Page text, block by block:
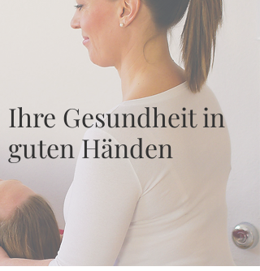
Ihre Gesundheit in
guten Händen